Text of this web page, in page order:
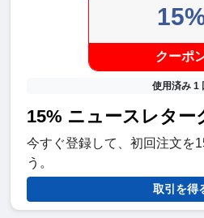
クーポ
使用済み 1
15% ニュースレター
今すぐ登録して、初回注文を
う。
取引を得